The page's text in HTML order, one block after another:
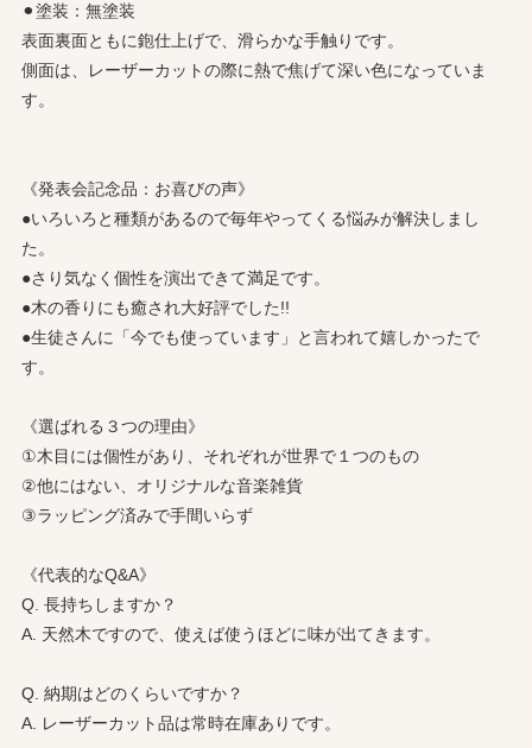
⚫︎塗装：無塗装
表面裏面ともに鉋仕上げで、滑らかな手触りです。
側面は、レーザーカットの際に熱で焦げて深い色になっていま
す。
《発表会記念品：お喜びの声》
●いろいろと種類があるので毎年やってくる悩みが解決しまし
た。
●さり気なく個性を演出できて満足です。
●木の香りにも癒され大好評でした!!
●生徒さんに「今でも使っています」と言われて嬉しかったで
す。
《選ばれる３つの理由》
①木目には個性があり、それぞれが世界で１つのもの
②他にはない、オリジナルな音楽雑貨
③ラッピング済みで手間いらず
《代表的なQ&A》
Q. 長持ちしますか？
A. 天然木ですので、使えば使うほどに味が出てきます。
Q. 納期はどのくらいですか？
A. レーザーカット品は常時在庫ありです。